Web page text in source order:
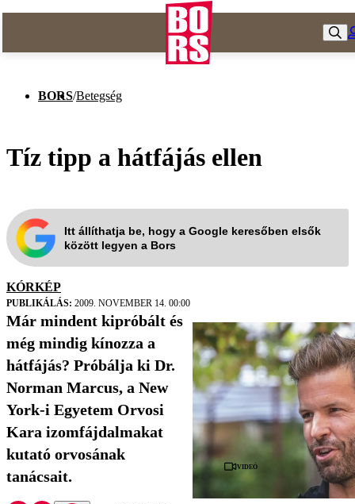
BORS/Betegség
Tíz tipp a hátfájás ellen
Itt állíthatja be, hogy a Google keresőben elsők
között legyen a Bors
KÓRKÉP
PUBLIKÁLÁS: 2009. NOVEMBER 14. 00:00
Már mindent kipróbált és
még mindig kínozza a
hátfájás? Próbálja ki Dr.
Norman Marcus, a New
York-i Egyetem Orvosi
Kara izomfájdalmakat
kutató orvosának
tanácsait.
Videó